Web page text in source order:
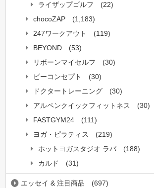
ライザップゴルフ
(22)
chocoZAP
(1,183)
247ワークアウト
(119)
BEYOND
(53)
リボーンマイセルフ
(30)
ビーコンセプト
(30)
ドクタートレーニング
(30)
アルペンクイックフィットネス
(30)
FASTGYM24
(111)
ヨガ・ピラティス
(219)
ホットヨガスタジオ ラバ
(188)
カルド
(31)
エッセイ & 注目商品
(697)